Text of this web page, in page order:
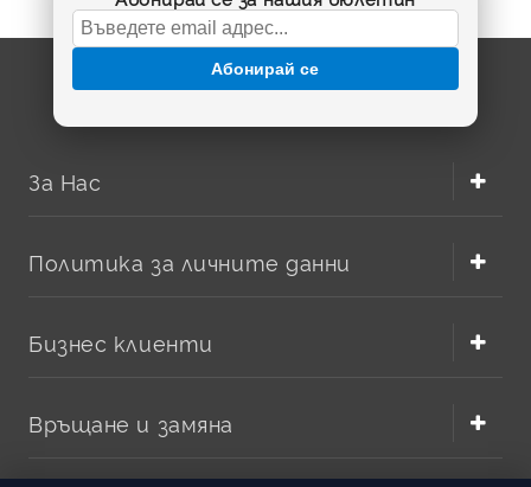
При избор е важно да съобразите не само надписа
върху старата батерия, но и напрежението,
диаметъра и височината. В тази категория ще
откриете алкални варианти с номинално напрежение
около
Абонирай се
За Нас
Политика за личните данни
Бизнес клиенти
Връщане и замяна